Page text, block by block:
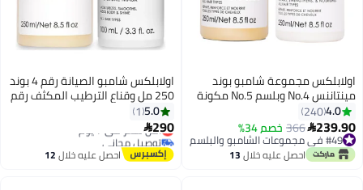
اولابلكس مجموعة شامبو بوند
مينتاننس No.4 وبلسم No.5 مكونة
من قطعتين أبيض 250x2ملليلتر
4.0
240
239.90
366 خصم 34%
#49 في مجموعات الشامبو والبلسم
#49 في مجموعات الشامبو والبلسم احصل عليه خلال13
اولابلكس شامبو الصيانة رقم 4 بوند
250 مل وقناع الترطيب المكثف رقم
8 بوند 100 مل 5.0
1
290أقل سعر في 7 يوم
توصيل مجاني
أقل سعر في 7 يوماحصل عليه خلال12